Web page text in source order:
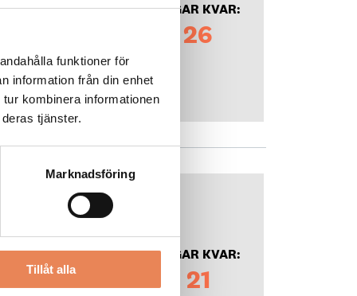
funktioner för
information från din enhet
kombinera informationen
tjänster.
Marknadsföring
Tillåt alla
DAGAR KVAR:
26
DAGAR KVAR:
21